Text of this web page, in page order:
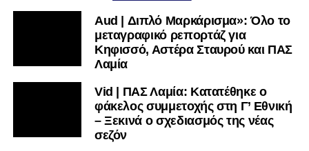
Aud | Διπλό Μαρκάρισμα»: Όλο το
μεταγραφικό ρεπορτάζ για
Κηφισσό, Αστέρα Σταυρού και ΠΑΣ
Λαμία
Vid | ΠΑΣ Λαμία: Κατατέθηκε ο
φάκελος συμμετοχής στη Γ’ Εθνική
– Ξεκινά ο σχεδιασμός της νέας
σεζόν